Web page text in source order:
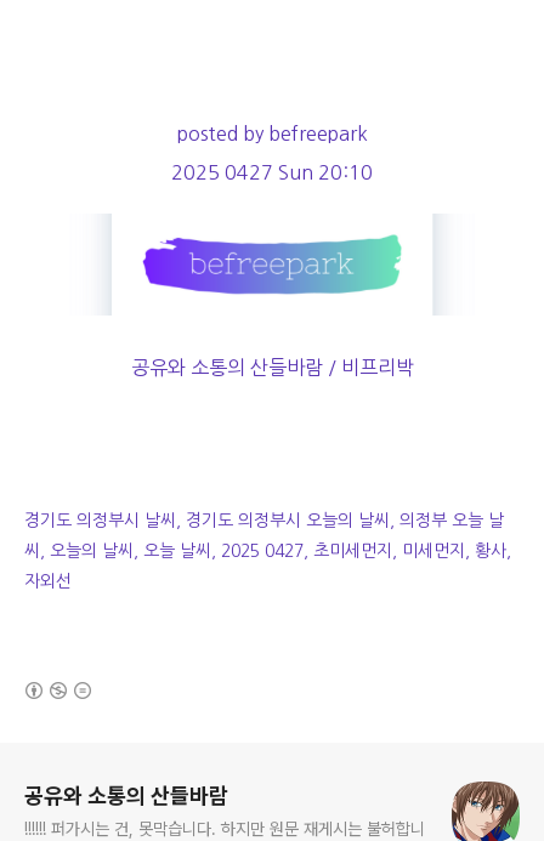
posted by befreepark
2025 0427 Sun 20:10
공유와 소통의 산들바람 / 비프리박
경기도 의정부시 날씨, 경기도 의정부시 오늘의 날씨, 의정부 오늘 날
씨, 오늘의 날씨, 오늘 날씨, 2025 0427, 초미세먼지, 미세먼지, 황사,
자외선
공유와 소통의 산들바람
!!!!!! 퍼가시는 건, 못막습니다. 하지만 원문 재게시는 불허합니